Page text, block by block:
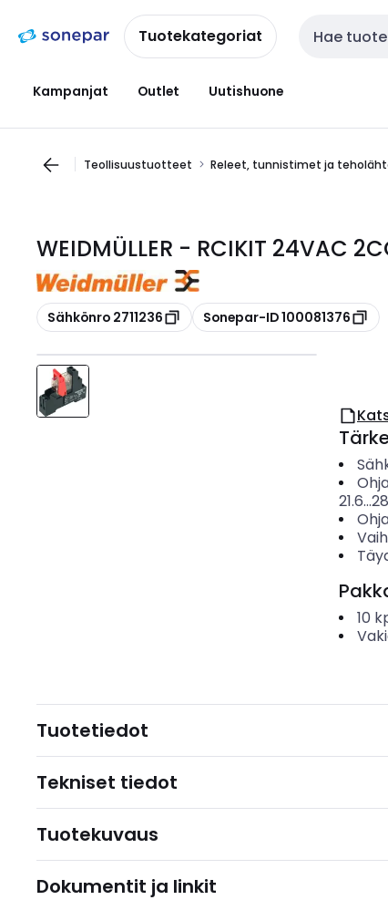
navigointiinsisältöönTuotekategoriat Haku
Kampanjat Outlet Uutishuone
Teollisuustuotteet Releet, tunnistimet ja
WEIDMÜLLER - RCIKIT 24VAC
Kopioi
Sähkönro 2711236 Kopioi
Sonepar-ID 100081376
10
Tuotetiedot
Tekniset tiedot
Tuotekuvaus
Dokumentit ja linkit